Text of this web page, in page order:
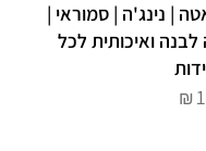
| נינג'ה | סמוראי |
ואיכותית לכל
₪